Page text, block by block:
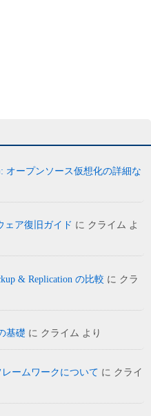
オープンソース仮想化の詳細な
ェア復旧ガイド に クライム よ
& Replication の比較 に クラ
基礎 に クライム より
ームワークについて に クライ